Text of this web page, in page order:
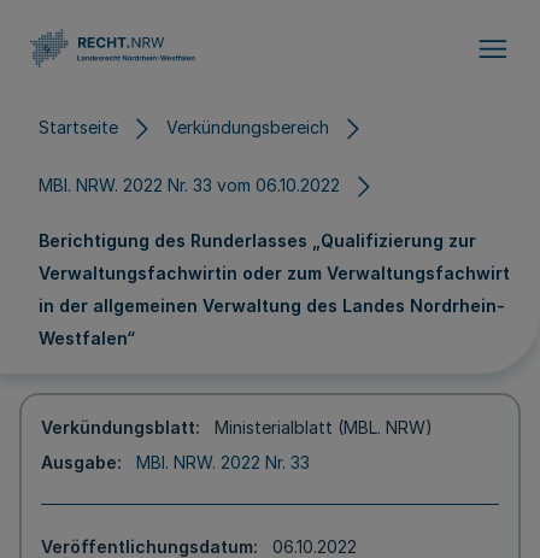
Startseite Verkündungsbereich
MBl. NRW. 2022 Nr. 33 vom 06.10.2022
Berichtigung des Runderlasses „Qualifizierung zur
Verwaltungsfachwirtin oder zum Verwaltungsfachwirt
in der allgemeinen Verwaltung des Landes Nordrhein-
Westfalen“
Verkündungsblatt
Ministerialblatt (MBL. NRW)
Ausgabe
MBl. NRW. 2022 Nr. 33
Veröffentlichungsdatum
06.10.2022